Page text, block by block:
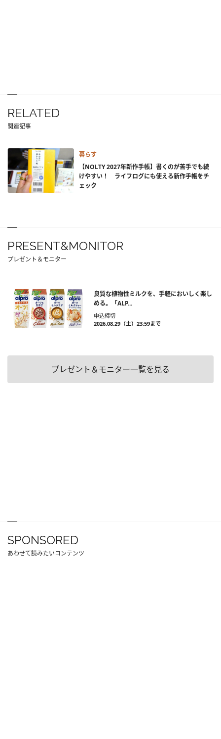
RELATED
関連記事
暮らす
【NOLTY 2027年新作手帳】書くのが苦手でも続
けやすい！ ライフログにも使える新作手帳をチ
ェック
PRESENT&MONITOR
プレゼント＆モニター
良質な植物性ミルクを、手軽においしく楽し
める。「ALP...
申込締切
2026.08.29（土）23:59まで
プレゼント＆モニター一覧を見る
SPONSORED
あわせて読みたいコンテンツ